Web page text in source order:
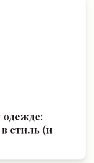
стиль (и